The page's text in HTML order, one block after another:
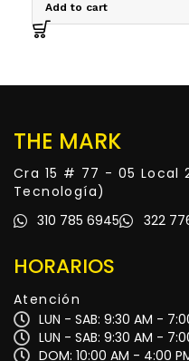
Add to cart
THE MARK
Cra 15 # 77 - 05 Local
Tecnología)
310 785 6945
322
HORARIOS
Atención
LUN - SAB: 9:30 AM -
LUN - SAB: 9:30 AM -
DOM: 10:00 AM - 4:00